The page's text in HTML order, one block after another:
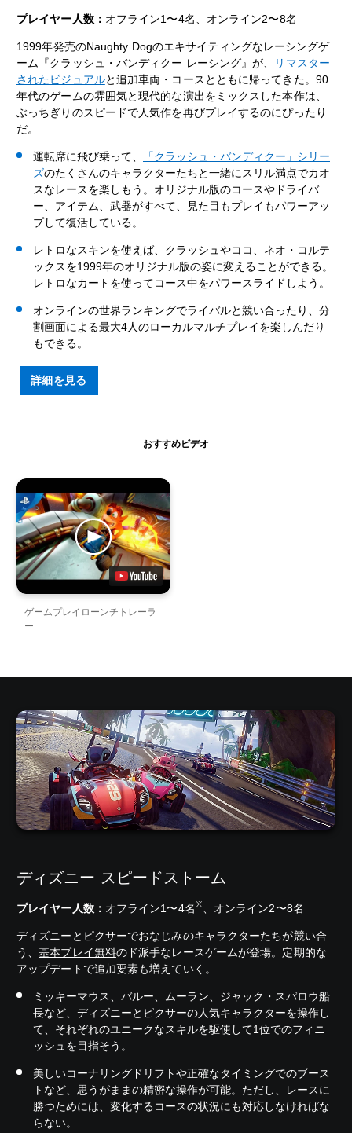
プレイヤー人数： オフライン1〜4名、オンライン2〜8名
1999年発売のNaughty Dogのエキサイティングなレーシングゲ
ーム『クラッシュ・バンディクー レーシング』が、
リマスター
されたビジュアルと追加車両・コースとともに帰ってきた。90
年代のゲームの雰囲気と現代的な演出をミックスした本作は、
ぶっちぎりのスピードで人気作を再びプレイするのにぴったり
だ。
運転席に飛び乗って、
「クラッシュ・バンディクー」シリー
ズのたくさんのキャラクターたちと一緒にスリル満点でカオ
スなレースを楽しもう。オリジナル版のコースやドライバ
ー、アイテム、武器がすべて、見た目もプレイもパワーアッ
プして復活している。
レトロなスキンを使えば、クラッシュやココ、ネオ・コルテ
ックスを1999年のオリジナル版の姿に変えることができる。
レトロなカートを使ってコース中をパワースライドしよう。
オンラインの世界ランキングでライバルと競い合ったり、分
割画面による最大4人のローカルマルチプレイを楽しんだり
もできる。
詳細を見る
おすすめビデオ
ゲームプレイローンチトレーラ
ー
ディズニー スピードストーム
プレイヤー人数： オフライン1〜4名※、オンライン2〜8名
ディズニーとピクサーでおなじみのキャラクターたちが競い合
う、基本プレイ無料のド派手なレースゲームが登場。定期的な
アップデートで追加要素も増えていく。
ミッキーマウス、バルー、ムーラン、ジャック・スパロウ船
長など、ディズニーとピクサーの人気キャラクターを操作し
て、それぞれのユニークなスキルを駆使して1位でのフィニ
ッシュを目指そう。
美しいコーナリングドリフトや正確なタイミングでのブース
トなど、思うがままの精密な操作が可能。ただし、レースに
勝つためには、変化するコースの状況にも対応しなければな
らない。